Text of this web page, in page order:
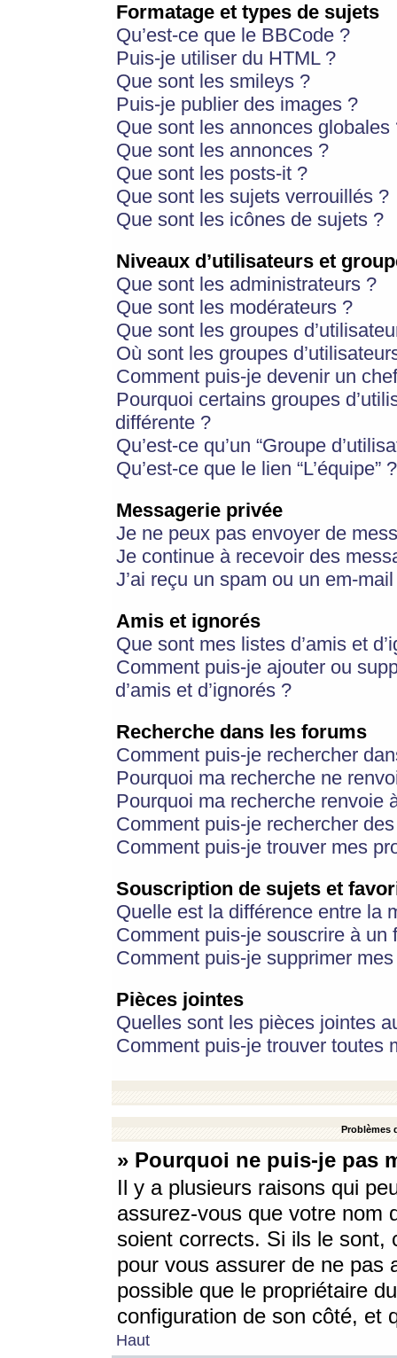
Formatage et types de sujets
Qu’est-ce que le BBCode ?
Puis-je utiliser du HTML ?
Que sont les smileys ?
Puis-je publier des images ?
Que sont les annonces globales
Que sont les annonces ?
Que sont les posts-it ?
Que sont les sujets verrouillés ?
Que sont les icônes de sujets ?
Niveaux d’utilisateurs et
Que sont les administrateurs ?
Que sont les modérateurs ?
Que sont les groupes
Où sont les groupes
Comment puis-je devenir un
Pourquoi certains groupes
différente ?
Qu’est-ce qu’un “Groupe
Qu’est-ce que le lien “L’équipe” ?
Messagerie privée
Je ne peux pas envoyer de
Je continue à recevoir des
J’ai reçu un spam ou un em-
Amis et ignorés
Que sont mes listes d’amis et
Comment puis-je ajouter ou
d’amis et d’ignorés ?
Recherche dans les forums
Comment puis-je rechercher
Pourquoi ma recherche ne
Pourquoi ma recherche renvoie
Comment puis-je rechercher
Comment puis-je trouver mes
Souscription de sujets et
Quelle est la différence entre la
Comment puis-je souscrire à
Comment puis-je supprimer
Pièces jointes
Quelles sont les pièces jointes
Comment puis-je trouver toutes
Problèmes
» Pourquoi ne puis-je pas
Il y a plusieurs raisons qui
assurez-vous que votre nom
soient corrects. Si ils le sont,
pour vous assurer de ne pas
possible que le propriétaire
configuration de son côté, et
Haut